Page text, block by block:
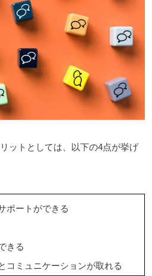
ットとしては、以下の4点が挙げ
ポートができる
きる
コミュニケーションが取れる